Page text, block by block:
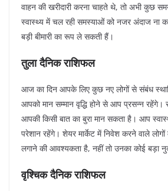
वाहन की खरीदारी करना चाहते थे, तो अभी कुछ
स्वास्थ्य में चल रही समस्याओं को नजर अंदाज ना
बड़ी बीमारी का रूप ले सकती हैं।
तुला दैनिक राशिफल
आज का दिन आपके लिए कुछ नए लोगों से संबंध
आपको मान सम्मान वृद्धि होने से आप प्रसन्न रहेंगे।
आपकी किसी बात का बुरा मान सकता है। आप
परेशान रहेंगे। शेयर मार्केट में निवेश करने वाले
लगाने की आवश्यकता है, नहीं तो उनका कोई बड़ा
वृश्चिक दैनिक राशिफल